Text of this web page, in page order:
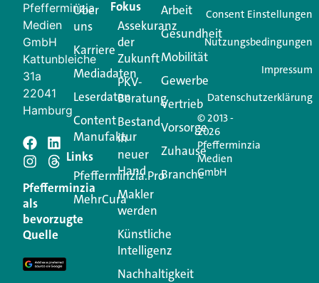
Ihren Vertriebsalltag leichter macht. Mit nur einem
Login.
Jetzt anmelden
Schreiben Sie einen
Kommentar
Ihre E-Mail-Adresse wird nicht veröffentlicht.
Erforderliche Felder sind mit
Kommentar
Pfefferminzia
Medien
GmbH
Kattunbleiche
31a
22041
Hamburg
Pfefferminzia
als
bevorzugte
Quelle
Über
uns
Karriere
Mediadaten
Leserdaten
Content
Manufaktur
Links
Pfefferminzia.Pro
MehrCura
Fokus
Assekuranz
der
Zukunft
PKV-
Beratung
Bestand
in
neuer
Hand
Makler
werden
Künstliche
Intelligenz
Nachhaltigkeit
Arbeit
Gesundheit
Mobilität
Gewerbe
Vertrieb
Vorsorge
Zuhause
Branche
© 2013 -
2026
Pfefferminzia
Medien
GmbH
Consent Einstellungen
Nutzungsbedingungen
Impressum
Datenschutzerklärung